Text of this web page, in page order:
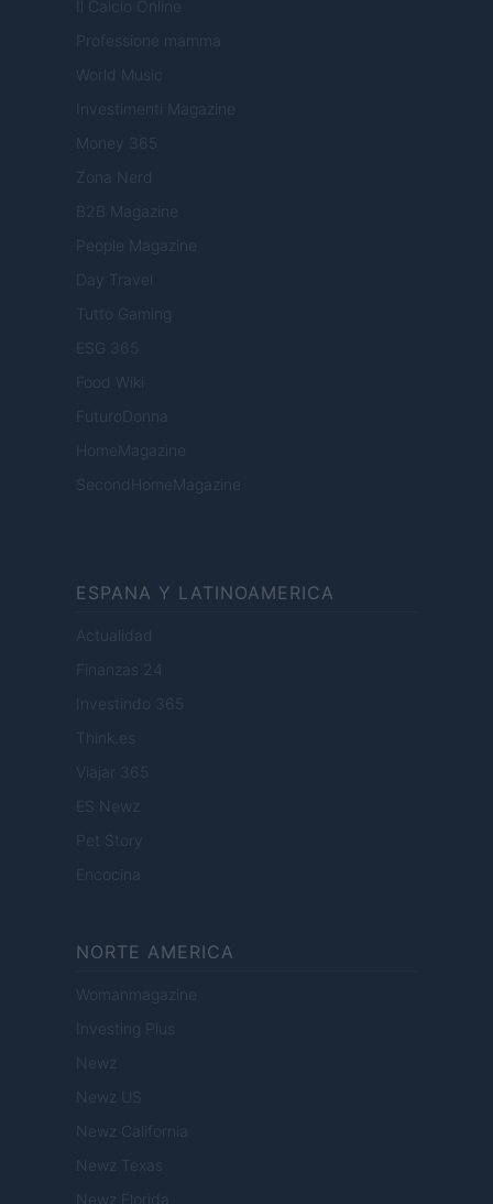
Il Calcio Online
Professione mamma
World Music
Investimenti Magazine
Money 365
Zona Nerd
B2B Magazine
People Magazine
Day Travel
Tutto Gaming
ESG 365
Food Wiki
FuturoDonna
HomeMagazine
SecondHomeMagazine
ESPANA Y LATINOAMERICA
Actualidad
Finanzas 24
Investindo 365
Think.es
Viajar 365
ES Newz
Pet Story
Encocina
NORTE AMERICA
Womanmagazine
Investing Plus
Newz
Newz US
Newz California
Newz Texas
Newz Florida